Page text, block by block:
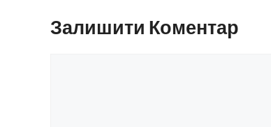
Залишити Коментар